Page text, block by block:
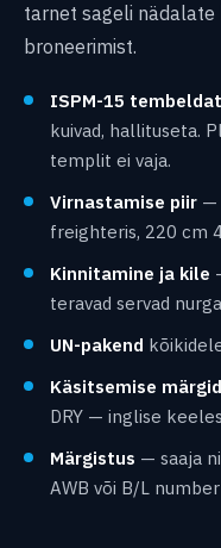
tarnet sageli nädalate
broneerimist.
ISPM-15
kuivad, hallituseta.
templit ei vaja.
Virnastamise piir —
freighteris, 220 cm
Kinnitamine ja kile
teravad servad
UN-pakend
Käsitsemise märgid
DRY — inglise
Märgistus — saaja
AWB või B/L